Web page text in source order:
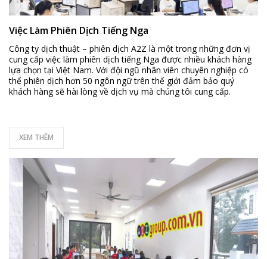
Việc Làm Phiên Dịch Tiếng Nga
Công ty dịch thuật – phiên dịch A2Z là một trong những đơn vị
cung cấp việc làm phiên dịch tiếng Nga được nhiều khách hàng
lựa chọn tại Việt Nam. Với đội ngũ nhân viên chuyên nghiệp có
thể phiên dịch hơn 50 ngôn ngữ trên thế giới đảm bảo quý
khách hàng sẽ hài lòng về dịch vụ mà chúng tôi cung cấp.
XEM THÊM